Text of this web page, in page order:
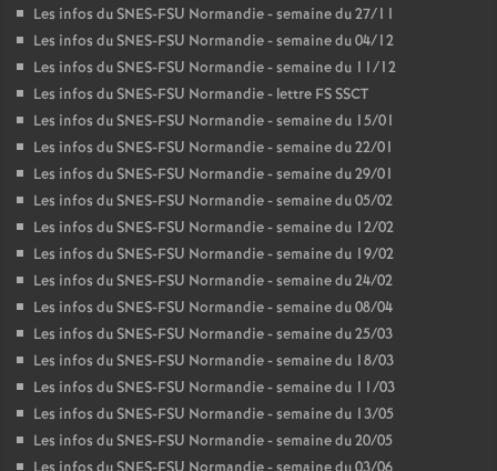
Les infos du SNES-FSU Normandie - semaine du 27/11
Les infos du SNES-FSU Normandie - semaine du 04/12
Les infos du SNES-FSU Normandie - semaine du 11/12
Les infos du SNES-FSU Normandie - lettre FS SSCT
Les infos du SNES-FSU Normandie - semaine du 15/01
Les infos du SNES-FSU Normandie - semaine du 22/01
Les infos du SNES-FSU Normandie - semaine du 29/01
Les infos du SNES-FSU Normandie - semaine du 05/02
Les infos du SNES-FSU Normandie - semaine du 12/02
Les infos du SNES-FSU Normandie - semaine du 19/02
Les infos du SNES-FSU Normandie - semaine du 24/02
Les infos du SNES-FSU Normandie - semaine du 08/04
Les infos du SNES-FSU Normandie - semaine du 25/03
Les infos du SNES-FSU Normandie - semaine du 18/03
Les infos du SNES-FSU Normandie - semaine du 11/03
Les infos du SNES-FSU Normandie - semaine du 13/05
Les infos du SNES-FSU Normandie - semaine du 20/05